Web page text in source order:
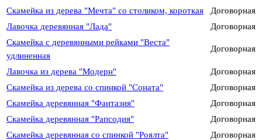
Скамейка из дерева "Мечта" со столиком, короткая
Договорная
Лавочка деревянная "Лада"
Договорная
Скамейка с деревянными рейками "Веста"
удлиненная
Договорная
Лавочка из дерева "Модерн"
Договорная
Скамейка из дерева со спинкой "Соната"
Договорная
Скамейка деревянная "Фантазия"
Договорная
Скамейка деревянная "Рапсодия"
Договорная
Скамейка деревянная со спинкой "Роялта"
Договорная